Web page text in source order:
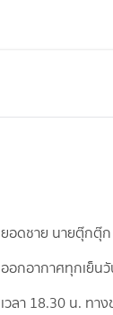
ยอดชาย นายตุ๊กตุ๊ก
ออกอากาศทุกเย็น
เวลา 18.30 น. ทา